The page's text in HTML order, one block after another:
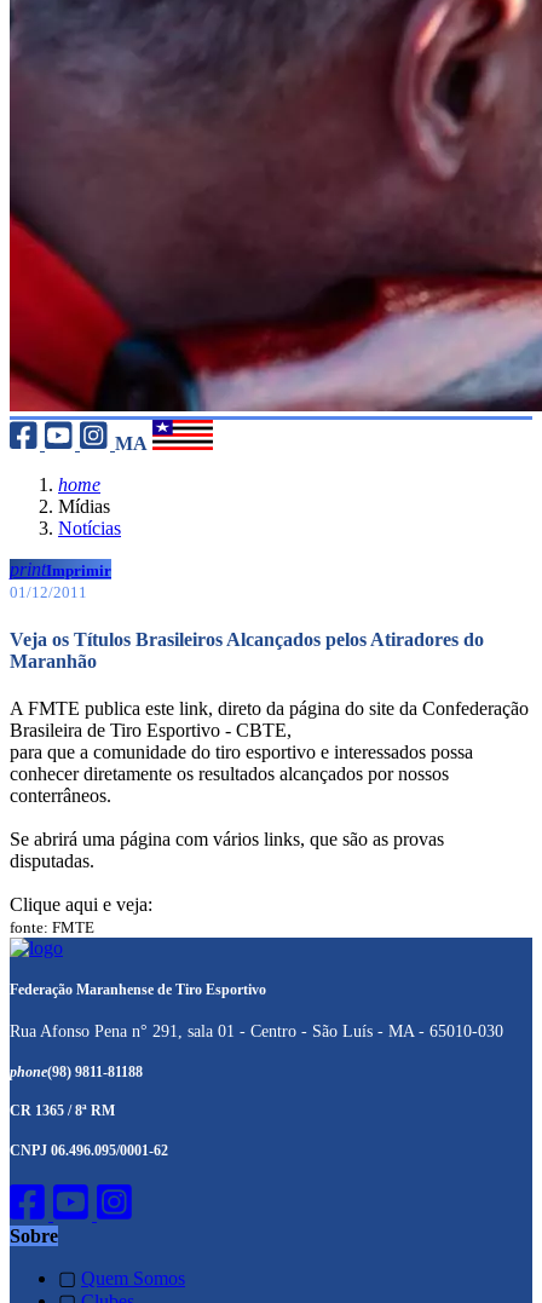
MA
home
Mídias
Notícias
printImprimir
01/12/2011
Veja os Títulos Brasileiros Alcançados pelos Atiradores do
Maranhão
A FMTE publica este link, direto da página do site da Confederação
Brasileira de Tiro Esportivo - CBTE,
para que a comunidade do tiro esportivo e interessados possa
conhecer diretamente os resultados alcançados por nossos
conterrâneos.
Se abrirá uma página com vários links, que são as provas
disputadas.
Clique aqui e veja:
fonte: FMTE
Federação Maranhense de Tiro Esportivo
Rua Afonso Pena n° 291, sala 01 - Centro - São Luís - MA - 65010-030
phone(98) 9811-81188
CR 1365 / 8ª RM
CNPJ 06.496.095/0001-62
Sobre
▢ Quem Somos